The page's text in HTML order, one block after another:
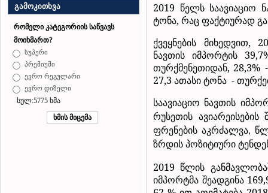
გამოკითხვა
რომელი კატეგორიის საწვავს
მოიხმართ?
სუპერი
პრემიუმი
ევრო რეგულარი
ევრო დიზელი
სულ:5775 ხმა
2019 წელს საავიაციო
ტონა, რაც ფაქტიურად
ქვეყნების მიხედვით,
ნავთის იმპორტის
თურქმენეთიდან, 28,3%
27,3 ათასი ტონა -
საავიაციო ნავთის
რუსეთის ავიარეისების
ფრენების აკრძალვა,
ზრდისპოზიტიური
2019 წლის
იმპორტმა შეადგინა